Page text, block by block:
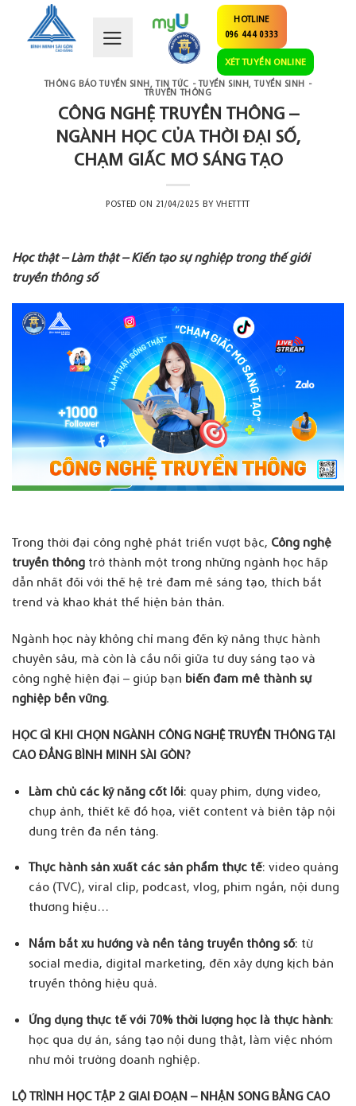
content
HOTLINE
096 444 0333
XÉT TUYỂN ONLINE
THÔNG BÁO TUYỂN SINH,TIN TỨC - TUYỂN SINH,TUYỂN SINH -
TRUYỀN THÔNG
CÔNG NGHỆ TRUYỀN THÔNG –
NGÀNH HỌC CỦA THỜI ĐẠI SỐ,
CHẠM GIẤC MƠ SÁNG TẠO
POSTED ON 21/04/2025 BY VHETTTT
Học thật – Làm thật – Kiến tạo sự nghiệp trong thế giới
truyền thông số
Trong thời đại công nghệ phát triển vượt bậc, Công nghệ
truyền thông trở thành một trong những ngành học hấp
dẫn nhất đối với thế hệ trẻ đam mê sáng tạo, thích bắt
trend và khao khát thể hiện bản thân.
Ngành học này không chỉ mang đến kỹ năng thực hành
chuyên sâu, mà còn là cầu nối giữa tư duy sáng tạo và
công nghệ hiện đại – giúp bạn biến đam mê thành sự
nghiệp bền vững.
HỌC GÌ KHI CHỌN NGÀNH CÔNG NGHỆ TRUYỀN THÔNG TẠI
CAO ĐẲNG BÌNH MINH SÀI GÒN?
Làm chủ các kỹ năng cốt lõi: quay phim, dựng video,
chụp ảnh, thiết kế đồ họa, viết content và biên tập nội
dung trên đa nền tảng.
Thực hành sản xuất các sản phẩm thực tế: video quảng
cáo (TVC), viral clip, podcast, vlog, phim ngắn, nội dung
thương hiệu…
Nắm bắt xu hướng và nền tảng truyền thông số: từ
social media, digital marketing, đến xây dựng kịch bản
truyền thông hiệu quả.
Ứng dụng thực tế với 70% thời lượng học là thực hành:
học qua dự án, sáng tạo nội dung thật, làm việc nhóm
như môi trường doanh nghiệp.
LỘ TRÌNH HỌC TẬP 2 GIAI ĐOẠN – NHẬN SONG BẰNG CAO